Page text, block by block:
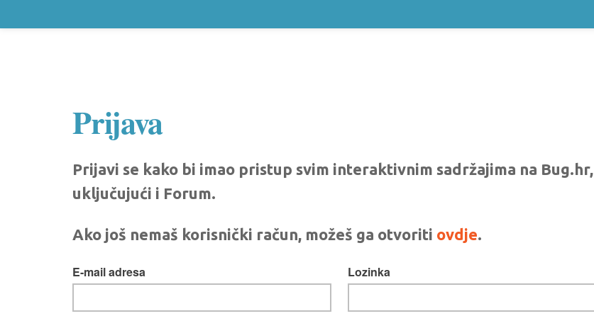
Prijava
Prijavi se kako bi imao pristup svim interaktivnim sadržajima na Bug.hr,
uključujući i Forum.
Ako još nemaš korisnički račun, možeš ga otvoriti ovdje.
E-mail adresa Lozinka